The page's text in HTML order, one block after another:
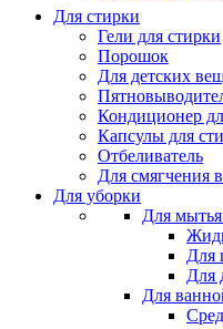
Для стирки
Гели для стирки
Порошок
Для детских
Кондиционер
Капсулы для
Отбеливатель
Для смягчения
Для уборки
Для
Для
Для
Для